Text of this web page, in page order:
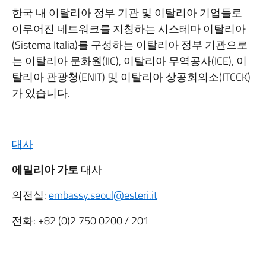
한국 내 이탈리아 정부 기관 및 이탈리아 기업들로
이루어진 네트워크를 지칭하는 시스테마 이탈리아
(Sistema Italia)를 구성하는 이탈리아 정부 기관으로
는 이탈리아 문화원(IIC), 이탈리아 무역공사(ICE), 이
탈리아 관광청(ENIT) 및 이탈리아 상공회의소(ITCCK)
가 있습니다.
대사
에밀리아 가토대사
의전실: embassy.seoul@esteri.it
전화: +82 (0)2 750 0200 / 201